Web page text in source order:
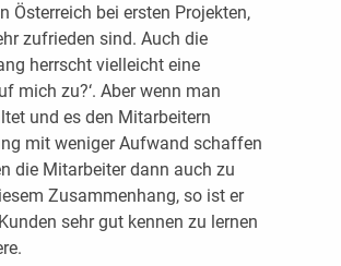
Österreich bei ersten Projekten,
zufrieden sind. Auch die
herrscht vielleicht eine
mich zu?‘. Aber wenn man
und es den Mitarbeitern
mit weniger Aufwand schaffen
die Mitarbeiter dann auch zu
Zusammenhang, so ist er
sehr gut kennen zu lernen